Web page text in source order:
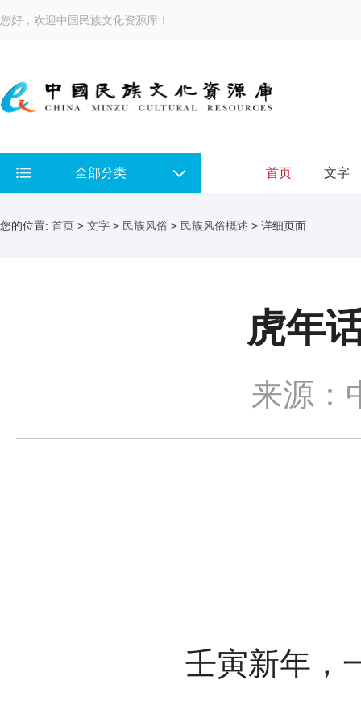
您好，欢迎中国民族文化资源库！
全部分类 首页 文字
您的位置: 首页 > 文字 > 民族风俗 > 民族风俗概述 > 详细页面
虎年
来源：
壬寅新年，